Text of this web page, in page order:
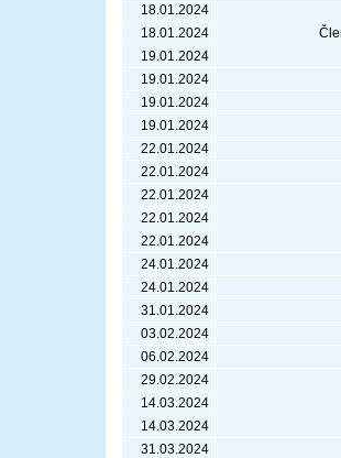
18.01.2024
18.01.2024
19.01.2024
19.01.2024
19.01.2024
19.01.2024
22.01.2024
22.01.2024
22.01.2024
22.01.2024
22.01.2024
24.01.2024
24.01.2024
31.01.2024
03.02.2024
06.02.2024
29.02.2024
14.03.2024
14.03.2024
31.03.2024